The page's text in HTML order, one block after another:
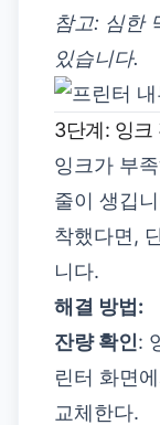
참고: 심한
있습니다.
3단계: 잉크
잉크가 부
줄이 생깁
착했다면,
니다.
해결 방법:
잔량 확인:
린터 화면
교체한다.